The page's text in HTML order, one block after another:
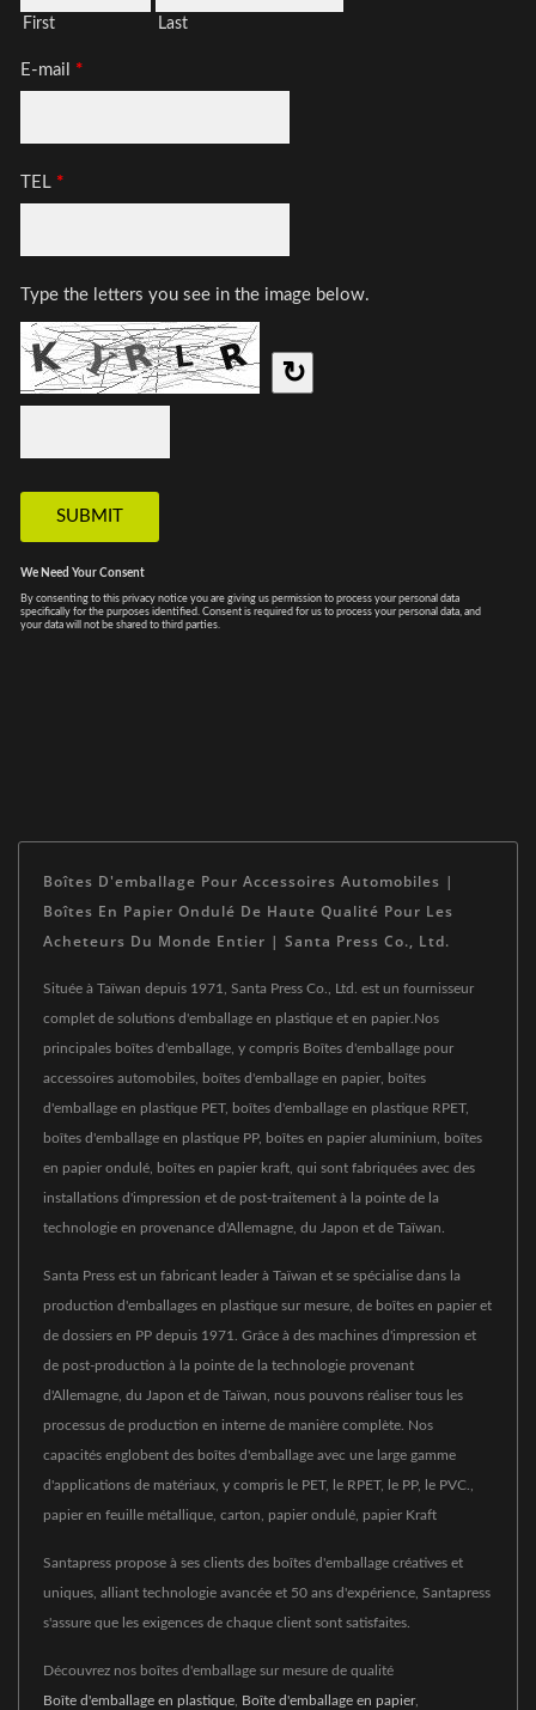
Boîtes D'emballage Pour Accessoires Automobiles |
Boîtes En Papier Ondulé De Haute Qualité Pour Les
Acheteurs Du Monde Entier | Santa Press Co., Ltd.
Située à Taïwan depuis 1971, Santa Press Co., Ltd. est un fournisseur
complet de solutions d'emballage en plastique et en papier.Nos
principales boîtes d'emballage, y compris Boîtes d'emballage pour
accessoires automobiles, boîtes d'emballage en papier, boîtes
d'emballage en plastique PET, boîtes d'emballage en plastique RPET,
boîtes d'emballage en plastique PP, boîtes en papier aluminium, boîtes
en papier ondulé, boîtes en papier kraft, qui sont fabriquées avec des
installations d'impression et de post-traitement à la pointe de la
technologie en provenance d'Allemagne, du Japon et de Taïwan.
Santa Press est un fabricant leader à Taïwan et se spécialise dans la
production d'emballages en plastique sur mesure, de boîtes en papier et
de dossiers en PP depuis 1971. Grâce à des machines d'impression et
de post-production à la pointe de la technologie provenant
d'Allemagne, du Japon et de Taïwan, nous pouvons réaliser tous les
processus de production en interne de manière complète. Nos
capacités englobent des boîtes d'emballage avec une large gamme
d'applications de matériaux, y compris le PET, le RPET, le PP, le PVC.,
papier en feuille métallique, carton, papier ondulé, papier Kraft
Santapress propose à ses clients des boîtes d'emballage créatives et
uniques, alliant technologie avancée et 50 ans d'expérience, Santapress
s'assure que les exigences de chaque client sont satisfaites.
Découvrez nos boîtes d'emballage sur mesure de qualité
Boîte d'emballage en plastique, Boîte d'emballage en papier,